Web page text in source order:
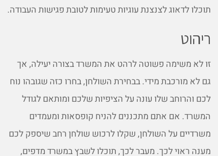
תוכלו לדאוג לצנצנת עוגיות טעימות לטובת פגישות העבודה.
ריהוט
זו לא משימה פשוטה לרהט את המשרד בצורה יעילה, אך
גם לא מורכבת מידי. בבחירת השולחן, בחרו כזה שגובהו נוח
לכם והרוחב שלו עונה על הציפיות שלכם ומותאם לגודל
המשרד. אם אתם מתכננים להניח קופסאות ומעמדים
משרדיים על השולחן, שקלו לרכוש שולחן רחב שיספק לכם
מענה ראוי לכך. מעבר לכך, תוכלו לשבץ במשרד מדפים,